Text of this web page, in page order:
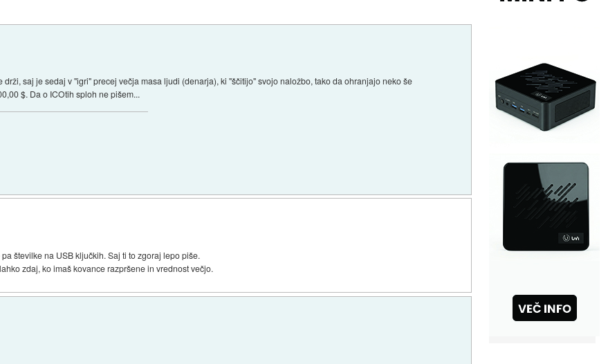
drži, saj je sedaj v "igri" precej večja masa ljudi (denarja), ki "ščitijo" svojo naložbo, tako da ohranjajo neko še
$. Da o ICOtih sploh ne pišem...
številke na USB ključkih. Saj ti to zgoraj lepo piše.
zdaj, ko imaš kovance razpršene in vrednost večjo.